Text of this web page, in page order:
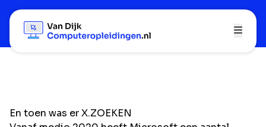
En toen was er X.ZOEKEN